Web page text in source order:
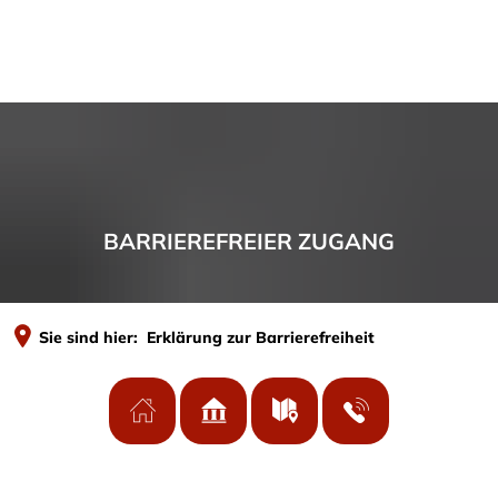
BARRIEREFREIER ZUGANG
Sie sind hier: Erklärung zur Barrierefreiheit